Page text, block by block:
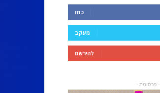
כמו
מעקב
להירשם
- פרסומת -